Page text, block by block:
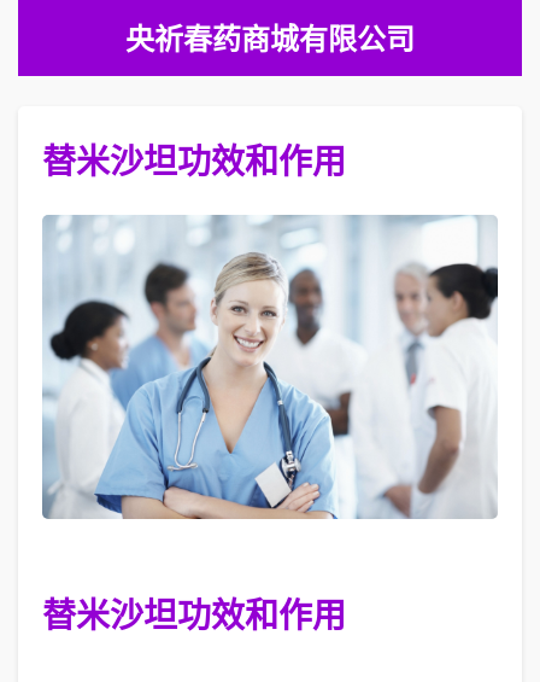
央祈春药商城有限公司
替米沙坦功效和作用
替米沙坦功效和作用